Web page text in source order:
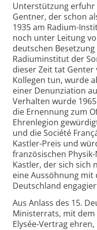
Unterstützung erfuhr
Gentner, der schon
1935 am Radium-
noch unter Leitung
deutschen
Radiuminstitut der
dieser Zeit tat
Kollegen tun, wurde
einer Denunziation
Verhalten wurde
die Ernennung zum
Ehrenlegion
und die Société
Kastler-Preis und
französischen
Kastler, der sich sich
eine Aussöhnung mit
Deutschland
Aus Anlass des 15.
Ministerrats, mit dem
Elysée-Vertrag